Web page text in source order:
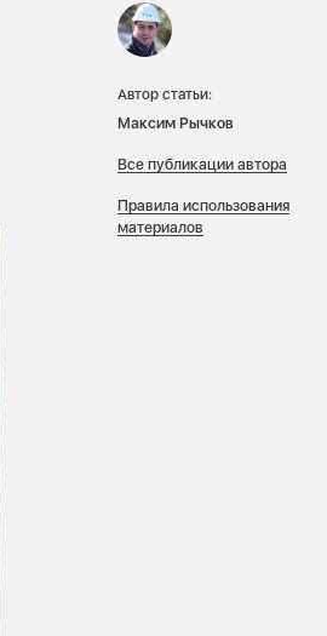
Автор статьи:
Максим Рычков
Все публикации автора
Правила использования
материалов